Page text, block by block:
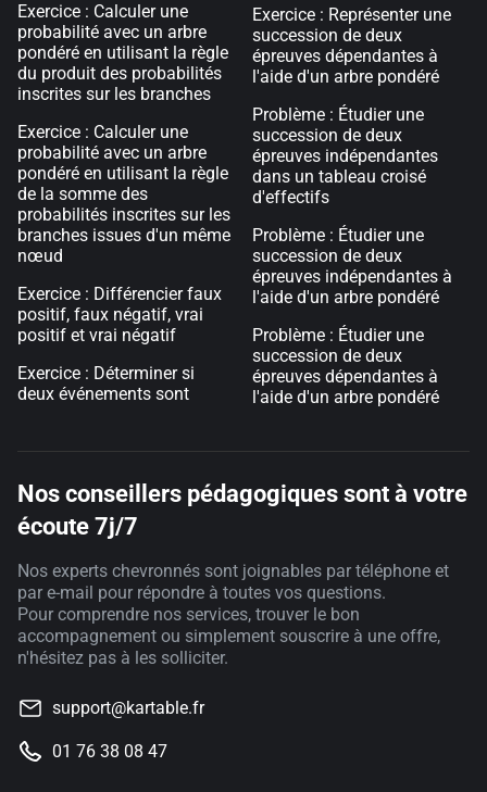
Exercice : Calculer une
probabilité avec un arbre
pondéré en utilisant la règle
du produit des probabilités
inscrites sur les branches
Exercice : Calculer une
probabilité avec un arbre
pondéré en utilisant la règle
de la somme des
probabilités inscrites sur les
branches issues d'un même
nœud
Exercice : Différencier faux
positif, faux négatif, vrai
positif et vrai négatif
Exercice : Déterminer si
deux événements sont
Exercice : Représenter une
succession de deux
épreuves dépendantes à
l'aide d'un arbre pondéré
Problème : Étudier une
succession de deux
épreuves indépendantes
dans un tableau croisé
d'effectifs
Problème : Étudier une
succession de deux
épreuves indépendantes à
l'aide d'un arbre pondéré
Problème : Étudier une
succession de deux
épreuves dépendantes à
l'aide d'un arbre pondéré
Nos conseillers pédagogiques sont à votre
écoute 7j/7
Nos experts chevronnés sont joignables par téléphone et
par e-mail pour répondre à toutes vos questions.
Pour comprendre nos services, trouver le bon
accompagnement ou simplement souscrire à une offre,
n'hésitez pas à les solliciter.
support@kartable.fr
01 76 38 08 47